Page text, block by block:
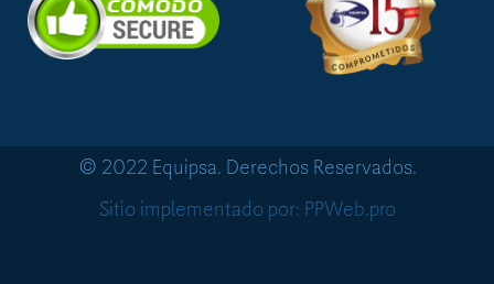
© 2022 Equipsa. Derechos Reservados.
Sitio implementado por: PPWeb.pro